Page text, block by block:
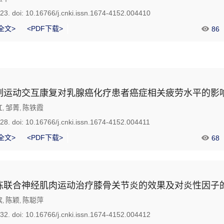
doi: 10.16766/j.cnki.issn.1674-4152.004410
文>
<PDF下载> 86
运动交互康复对乳腺癌化疗患者癌症相关疲劳水平的影
, 邹菁, 陈铁霞
doi: 10.16766/j.cnki.issn.1674-4152.004411
文>
<PDF下载> 68
联合神经肌肉运动治疗膝骨关节炎的效果及对炎性因子
, 陈颖, 陈聪萍
doi: 10.16766/j.cnki.issn.1674-4152.004412